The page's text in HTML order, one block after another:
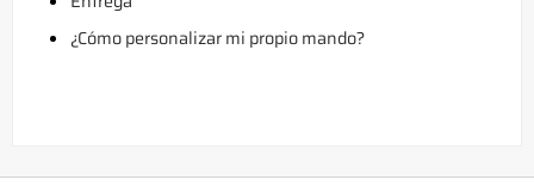
¿Cómo personalizar mi propio mando?